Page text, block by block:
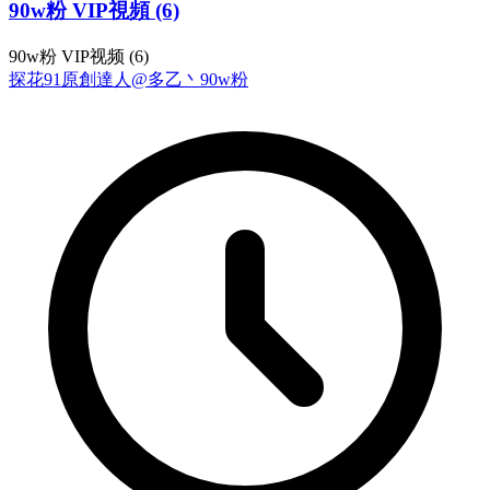
90w粉 VIP視頻 (6)
90w粉 VIP视频 (6)
探花91原創達人@多乙丶 90w粉